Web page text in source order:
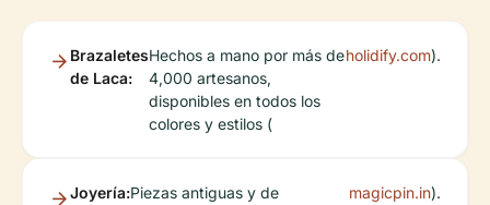
Brazaletes
de Laca:
Hechos a mano por más de
4,000 artesanos,
disponibles en todos los
colores y estilos (
holidify.com).
Joyería:Piezas antiguas y de
magicpin.in).